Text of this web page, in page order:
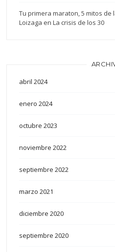
Tu primera maraton, 5 mitos de
Loizaga enLa crisis de los 30
abril 2024
enero 2024
octubre 2023
noviembre 2022
septiembre 2022
marzo 2021
diciembre 2020
septiembre 2020